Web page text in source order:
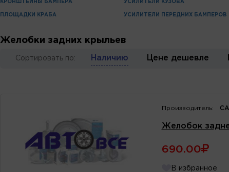
КРОНШТЕЙНЫ БАМПЕРА
ПЛОЩАДКИ КРАБА
УСИЛИТЕЛИ КУЗОВА
УСИЛИТЕЛИ ПЕРЕДНИХ БАМПЕРОВ
Желобки задних крыльев
Сортировать по: Наличию Цене дешевле
Производитель:
Желобок
690.00
В избранное